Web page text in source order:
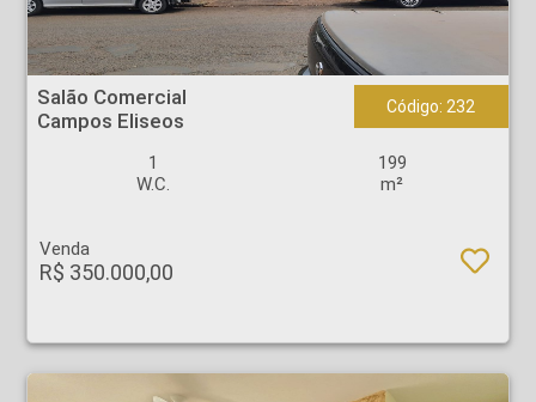
Salão Comercial - Campos Eliseos - Ribeirão Preto
Salão Comercial
Campos Eliseos
Código: 232
1
W.C.
199
m²
Venda
R$ 350.000,00